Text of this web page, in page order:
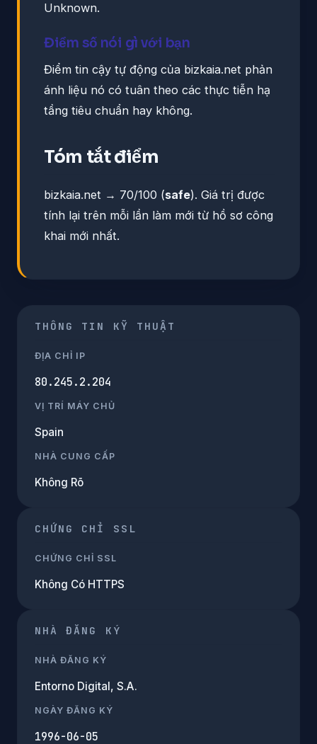
Unknown.
Điểm số nói gì với bạn
Điểm tin cậy tự động của bizkaia.net phản
ánh liệu nó có tuân theo các thực tiễn hạ
tầng tiêu chuẩn hay không.
Tóm tắt điểm
bizkaia.net → 70/100 (safe). Giá trị được
tính lại trên mỗi lần làm mới từ hồ sơ công
khai mới nhất.
THÔNG TIN KỸ THUẬT
ĐỊA CHỈ IP
80.245.2.204
VỊ TRÍ MÁY CHỦ
Spain
NHÀ CUNG CẤP
Không Rõ
CHỨNG CHỈ SSL
CHỨNG CHỈ SSL
Không Có HTTPS
NHÀ ĐĂNG KÝ
NHÀ ĐĂNG KÝ
Entorno Digital, S.A.
NGÀY ĐĂNG KÝ
1996-06-05